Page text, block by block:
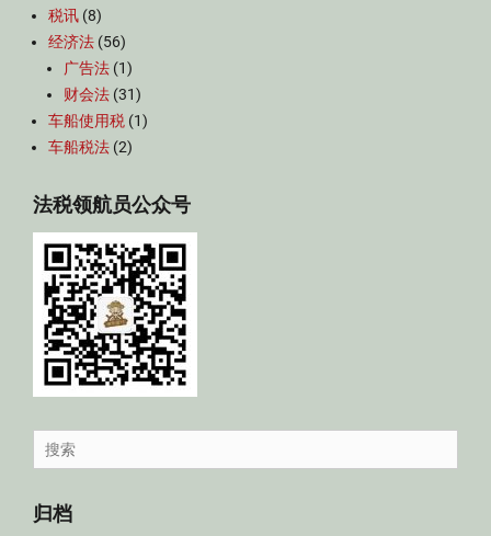
税讯 (8)
经济法 (56)
广告法 (1)
财会法 (31)
车船使用税 (1)
车船税法 (2)
法税领航员公众号
Search
for:
归档